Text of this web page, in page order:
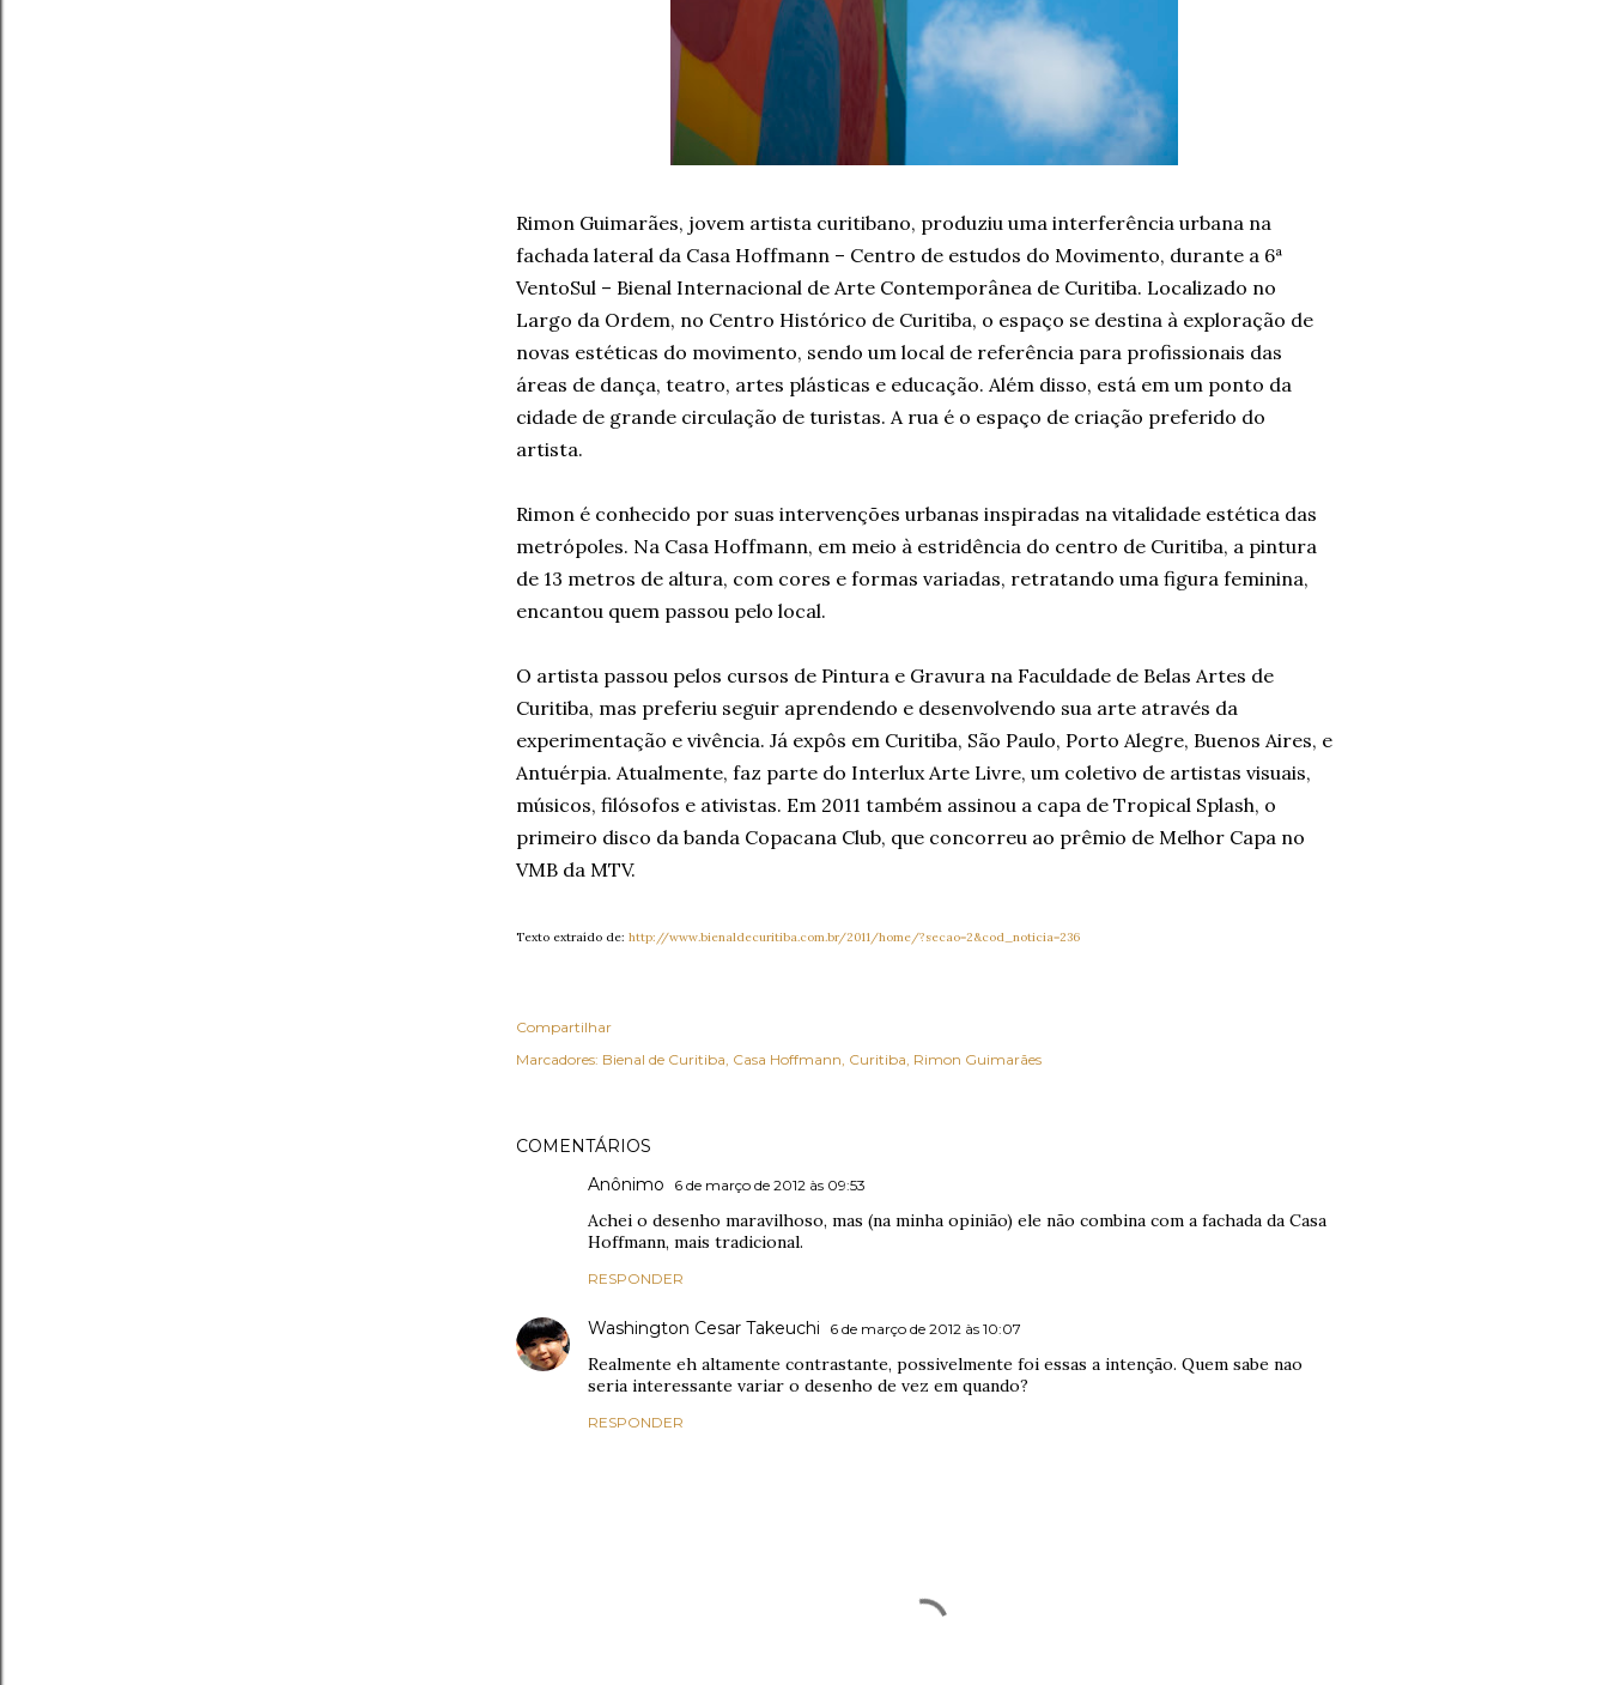
Rimon Guimarães, jovem artista curitibano, produziu uma interferência urbana na
fachada lateral da Casa Hoffmann – Centro de estudos do Movimento, durante a 6ª
VentoSul – Bienal Internacional de Arte Contemporânea de Curitiba. Localizado no
Largo da Ordem, no Centro Histórico de Curitiba, o espaço se destina à exploração de
novas estéticas do movimento, sendo um local de referência para profissionais das
áreas de dança, teatro, artes plásticas e educação. Além disso, está em um ponto da
cidade de grande circulação de turistas. A rua é o espaço de criação preferido do
artista.
Rimon é conhecido por suas intervenções urbanas inspiradas na vitalidade estética das
metrópoles. Na Casa Hoffmann, em meio à estridência do centro de Curitiba, a pintura
de 13 metros de altura, com cores e formas variadas, retratando uma figura feminina,
encantou quem passou pelo local.
O artista passou pelos cursos de Pintura e Gravura na Faculdade de Belas Artes de
Curitiba, mas preferiu seguir aprendendo e desenvolvendo sua arte através da
experimentação e vivência. Já expôs em Curitiba, São Paulo, Porto Alegre, Buenos Aires, e
Antuérpia. Atualmente, faz parte do Interlux Arte Livre, um coletivo de artistas visuais,
músicos, filósofos e ativistas. Em 2011 também assinou a capa de Tropical Splash, o
primeiro disco da banda Copacana Club, que concorreu ao prêmio de Melhor Capa no
VMB da MTV.
Texto extraído de: http://www.bienaldecuritiba.com.br/2011/home/?secao=2&cod_noticia=236
Compartilhar
Marcadores: Bienal de Curitiba Casa Hoffmann Curitiba Rimon Guimarães
COMENTÁRIOS
Anônimo
6 de março de 2012 às 09:53
Achei o desenho maravilhoso, mas (na minha opinião) ele não combina com a fachada da Casa
Hoffmann, mais tradicional.
RESPONDER
Washington Cesar Takeuchi 6 de março de 2012 às 10:07
Realmente eh altamente contrastante, possivelmente foi essas a intenção. Quem sabe nao
seria interessante variar o desenho de vez em quando?
RESPONDER